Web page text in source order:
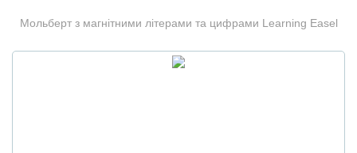
Мольберт з магнітними літерами та цифрами Learning Easel